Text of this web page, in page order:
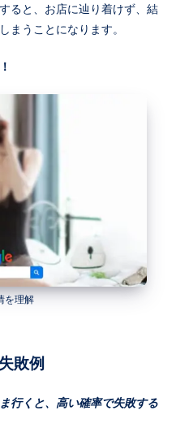
ると、お店に辿り着けず、結
まうことになります。
を理解
敗例
行くと、高い確率で失敗する